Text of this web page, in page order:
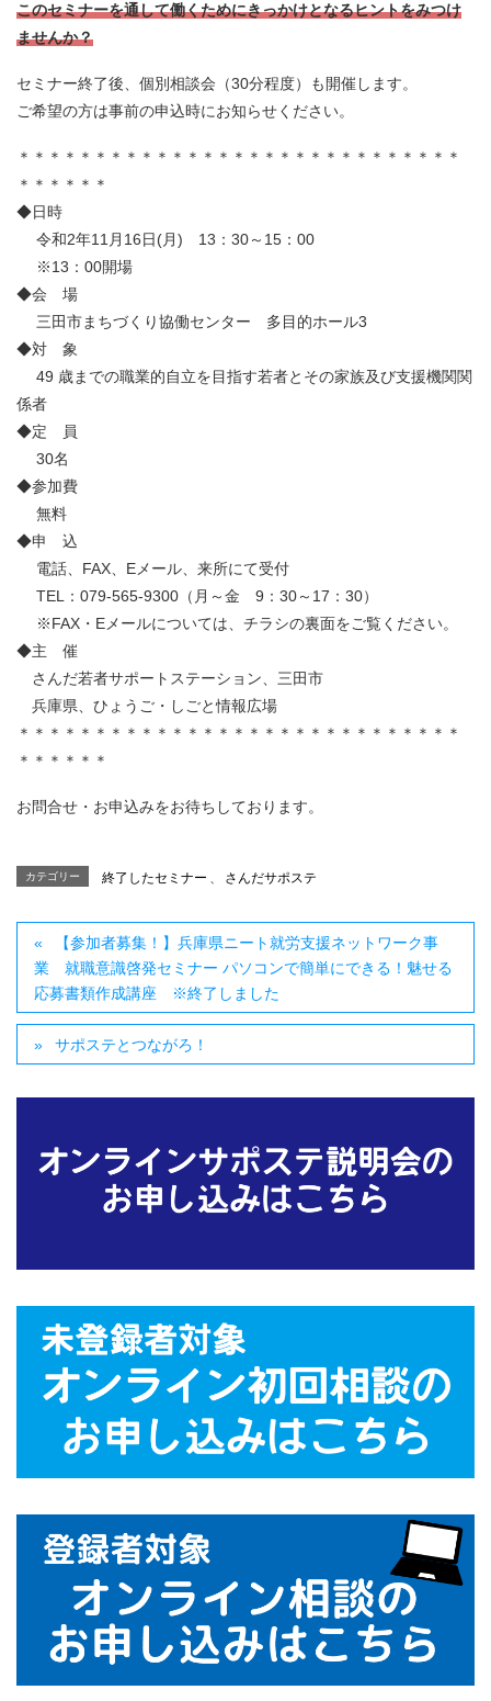
このセミナーを通して働くためにきっかけとなるヒントをみつけ
ませんか？
セミナー終了後、個別相談会（30分程度）も開催します。
ご希望の方は事前の申込時にお知らせください。
＊＊＊＊＊＊＊＊＊＊＊＊＊＊＊＊＊＊＊＊＊＊＊＊＊＊＊＊＊
＊＊＊＊＊＊
◆日時
令和2年11月16日(月) 13：30～15：00
※13：00開場
◆会 場
三田市まちづくり協働センター 多目的ホール3
◆対 象
49 歳までの職業的自立を目指す若者とその家族及び支援機関関
係者
◆定 員
30名
◆参加費
無料
◆申 込
電話、FAX、Eメール、来所にて受付
TEL：079-565-9300（月～金 9：30～17：30）
※FAX・Eメールについては、チラシの裏面をご覧ください。
◆主 催
さんだ若者サポートステーション、三田市
兵庫県、ひょうご・しごと情報広場
＊＊＊＊＊＊＊＊＊＊＊＊＊＊＊＊＊＊＊＊＊＊＊＊＊＊＊＊＊
＊＊＊＊＊＊
お問合せ・お申込みをお待ちしております。
カテゴリー 終了したセミナー さんだサポステ
【参加者募集！】兵庫県ニート就労支援ネットワーク事
業 就職意識啓発セミナー パソコンで簡単にできる！魅せる
応募書類作成講座 ※終了しました
サポステとつながろ！